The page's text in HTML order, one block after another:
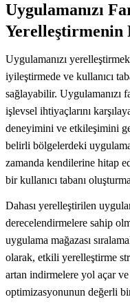
Uygulamanızı
Yerelleştirmenin
Uygulamanızı
iyileştirmede ve kullanıcı
sağlayabilir. Uygulamanızı
işlevsel ihtiyaçlarını
deneyimini ve etkileşimini
belirli bölgelerdeki
zamanda kendilerine hitap
bir kullanıcı tabanı
Dahası yerelleştirilen
derecelendirmelere sahip
uygulama mağazası
olarak, etkili yerelleştirme
artan indirmelere yol açar
optimizasyonunun değerli